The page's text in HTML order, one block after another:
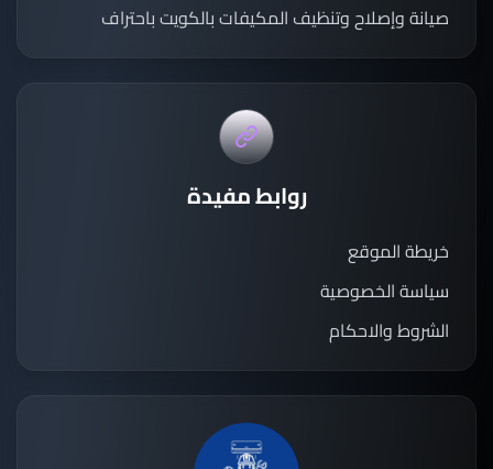
صيانة وإصلاح وتنظيف المكيفات بالكويت باحتراف
روابط مفيدة
خريطة الموقع
سياسة الخصوصية
الشروط والاحكام